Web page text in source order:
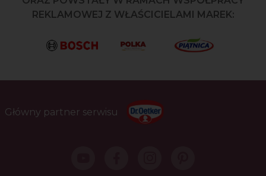
REKLAMOWEJ Z WŁAŚCICIELAMI MAREK:
Główny partner serwisu